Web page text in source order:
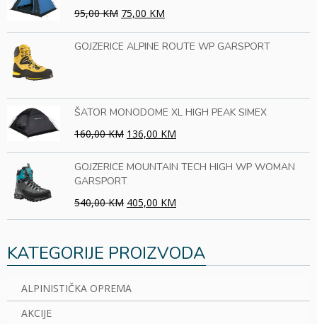
95,00 KM 75,00 KM
GOJZERICE ALPINE ROUTE WP GARSPORT
ŠATOR MONODOME XL HIGH PEAK SIMEX
160,00 KM 136,00 KM
GOJZERICE MOUNTAIN TECH HIGH WP WOMAN
GARSPORT
540,00 KM 405,00 KM
KATEGORIJE PROIZVODA
ALPINISTIČKA OPREMA
AKCIJE